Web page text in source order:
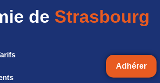
de Strasbourg
Adhérer